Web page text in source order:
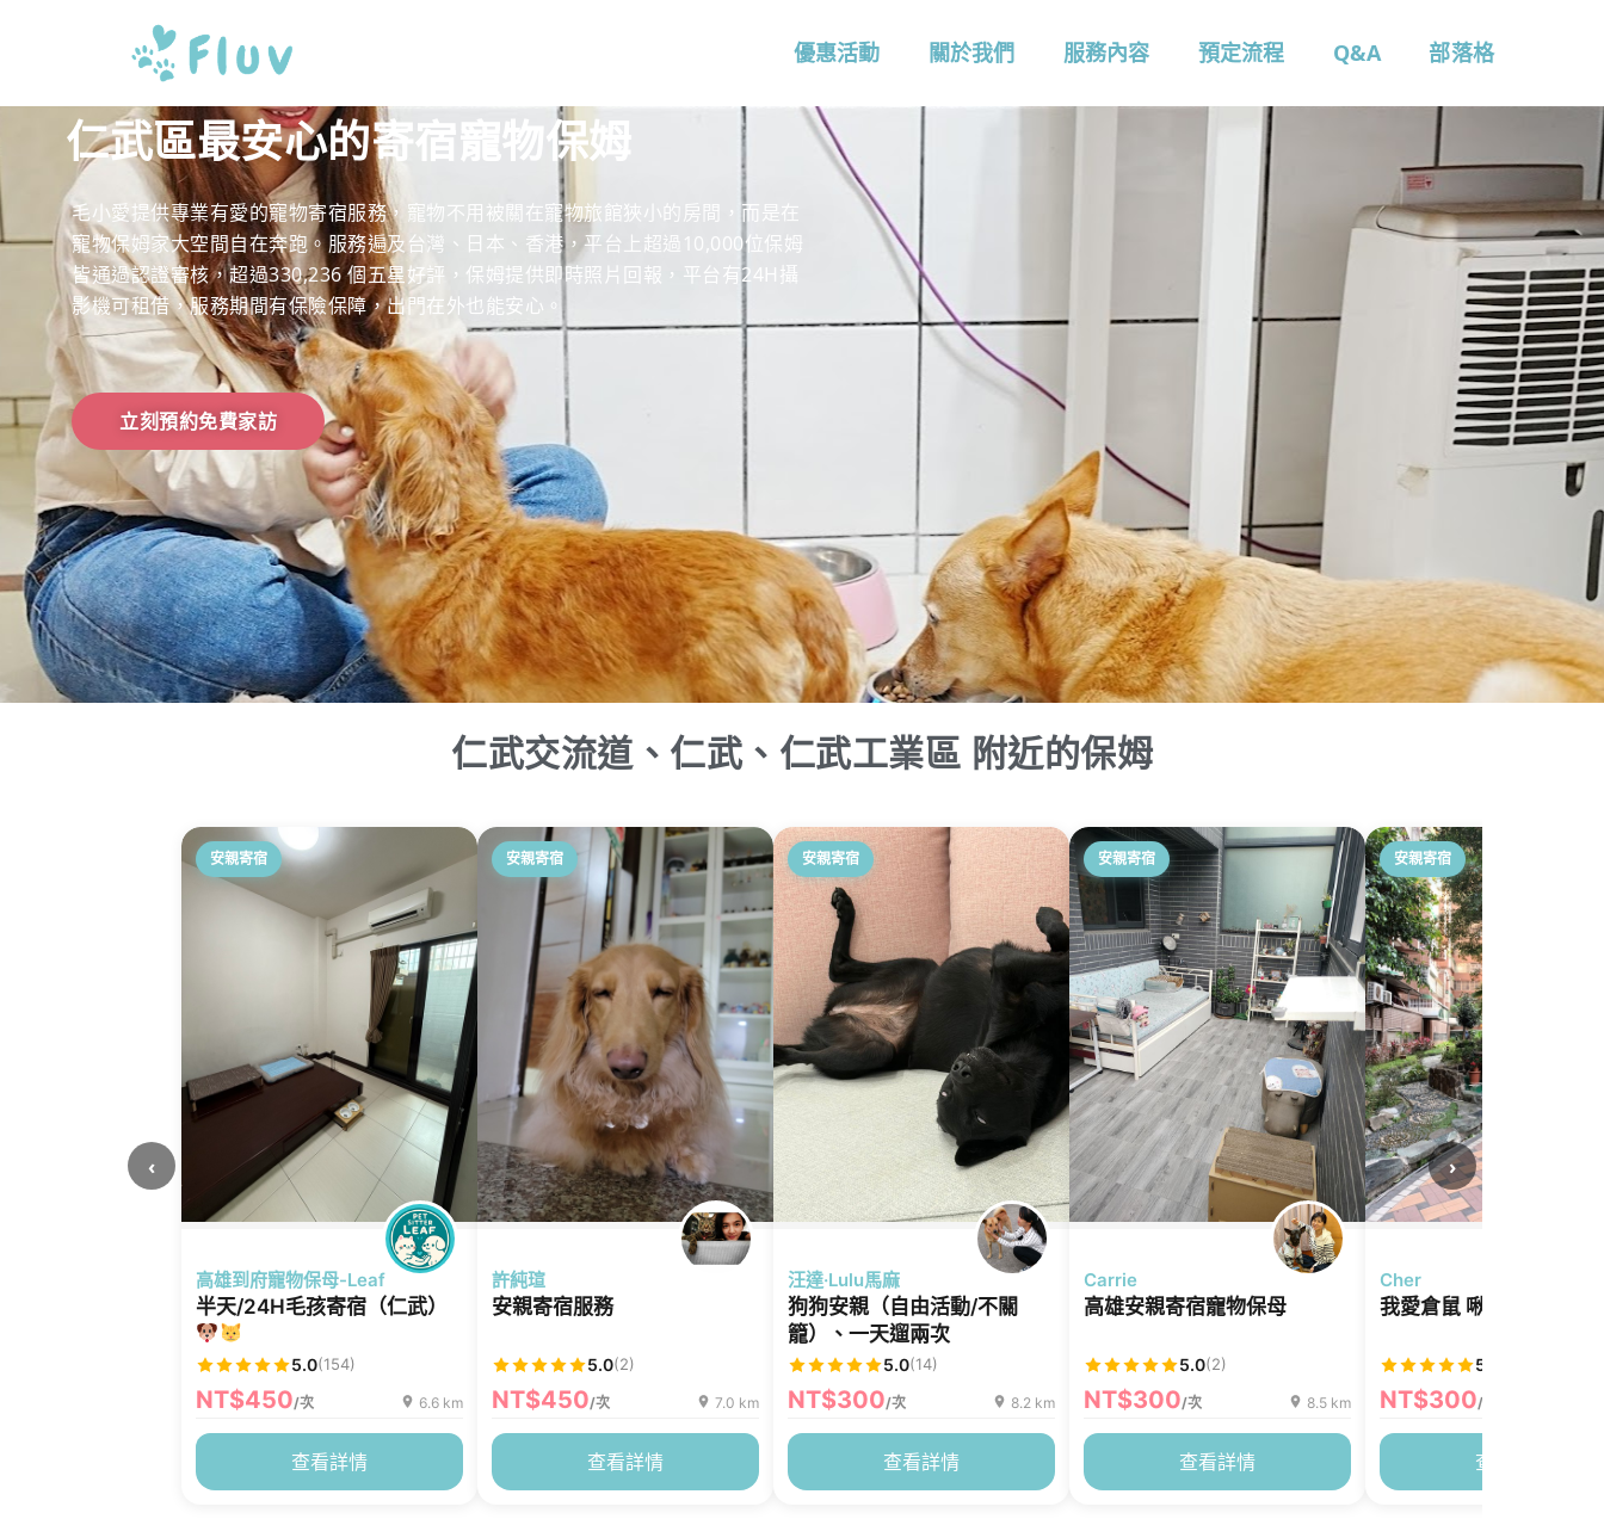
優惠活動 關於我們 服務內容 預定流程 Q&A 部落格
仁武區最安心的寄宿寵物保姆
毛小愛提供專業有愛的寵物寄宿服務，寵物不用被關在寵物旅館狹小的房間，而是在
寵物保姆家大空間自在奔跑。服務遍及台灣、日本、香港，平台上超過10,000位保姆
皆通過認證審核，超過330,236 個五星好評，保姆提供即時照片回報，平台有24H攝
影機可租借，服務期間有保險保障，出門在外也能安心。
立刻預約免費家訪
仁武交流道、仁武、仁武工業區 附近的保姆
安親寄宿
高雄到府寵物保母-Leaf
半天/24H毛孩寄宿（仁武）
5.0(154)
NT$450/次 6.6 km
查看詳情
安親寄宿
許純瑄
安親寄宿服務
5.0(2)
NT$450/次 7.0 km
查看詳情
安親寄宿
汪達·Lulu馬麻
狗狗安親（自由活動/不關
籠）、一天遛兩次
5.0(14)
NT$300/次 8.2 km
查看詳情
安親寄宿
Carrie
高雄安親寄宿寵物保母
5.0(2)
NT$300/次 8.5 km
查看詳情
安親寄宿
Cher
我愛倉鼠 啾啾
5.0
NT$300/次
查看詳情
‹ ›